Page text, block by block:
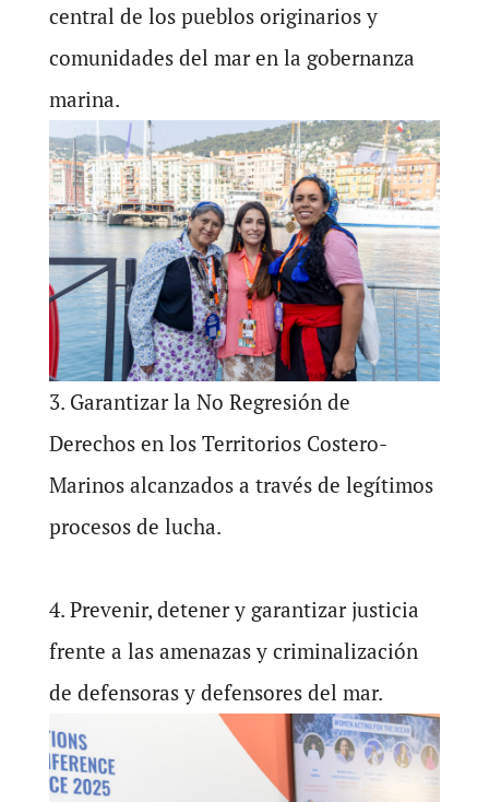
central de los pueblos originarios y
comunidades del mar en la gobernanza
marina.
3. Garantizar la No Regresión de
Derechos en los Territorios Costero-
Marinos alcanzados a través de legítimos
procesos de lucha.
4. Prevenir, detener y garantizar justicia
frente a las amenazas y criminalización
de defensoras y defensores del mar.